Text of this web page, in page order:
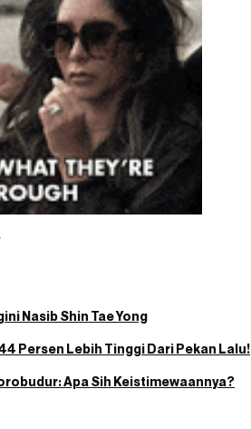
Nasib Shin Tae Yong
Persen Lebih Tinggi Dari Pekan Lalu!
Apa Sih Keistimewaannya?